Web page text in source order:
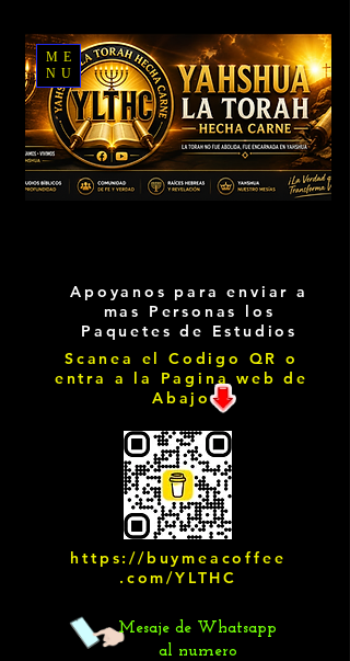
Apoyanos para enviar a
mas Personas los
Paquetes de Estudios
Scanea el Codigo QR o
entra a la Pagina web de
Abajo
https://buymeacoffee
.com/YLTHC
Mesaje de Whatsapp
al numero
ME
NU